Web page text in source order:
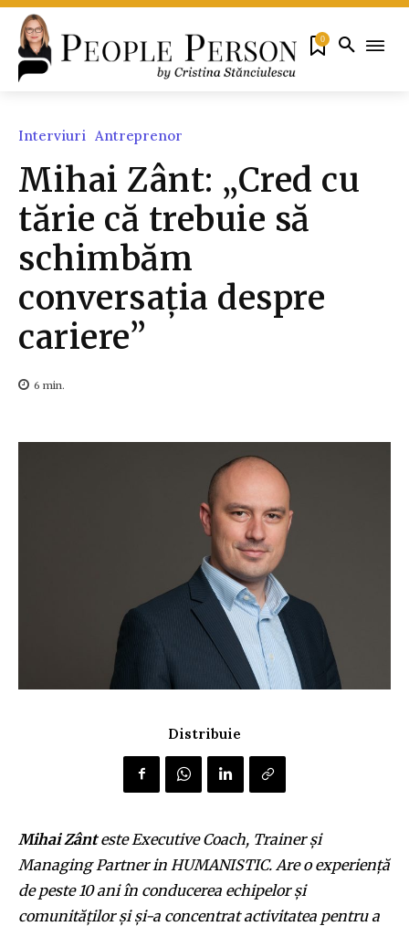
0
Interviuri Antreprenor
Mihai Zânt: „Cred cu
tărie că trebuie să
schimbăm
conversația despre
cariere”
6 min.
Distribuie
Mihai Zânteste Executive Coach, Trainer și
Managing Partner in HUMANISTIC. Are o experiență
de peste 10 ani în conducerea echipelor și
comunităților și și-a concentrat activitatea pentru a